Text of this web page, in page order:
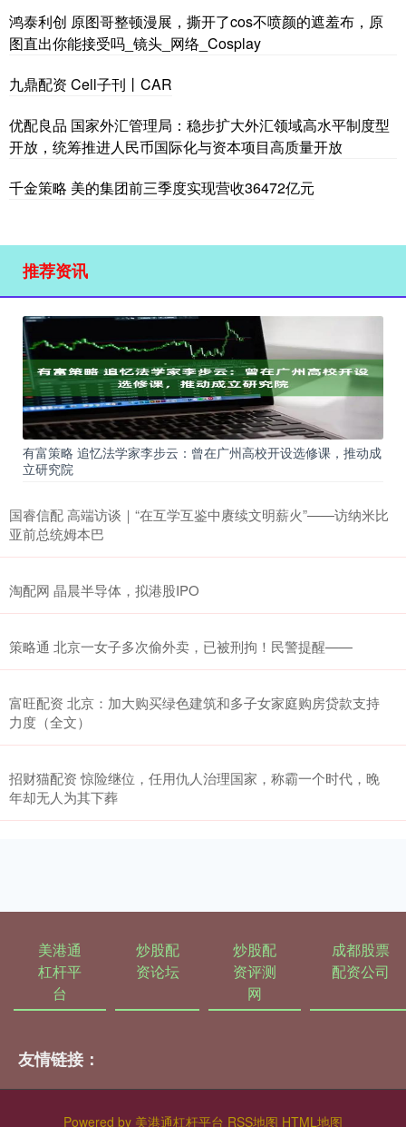
鸿泰利创 原图哥整顿漫展，撕开了cos不喷颜的遮羞布，原
图直出你能接受吗_镜头_网络_Cosplay
九鼎配资 Cell子刊丨CAR
优配良品 国家外汇管理局：稳步扩大外汇领域高水平制度型
开放，统筹推进人民币国际化与资本项目高质量开放
千金策略 美的集团前三季度实现营收36472亿元
推荐资讯
有富策略 追忆法学家李步云：曾在广州高校开设选修课，推动成
立研究院
国睿信配 高端访谈｜“在互学互鉴中赓续文明薪火”——访纳米比
亚前总统姆本巴
淘配网 晶晨半导体，拟港股IPO
策略通 北京一女子多次偷外卖，已被刑拘！民警提醒——
富旺配资 北京：加大购买绿色建筑和多子女家庭购房贷款支持
力度（全文）
招财猫配资 惊险继位，任用仇人治理国家，称霸一个时代，晚
年却无人为其下葬
美港通
杠杆平
台
炒股配
资论坛
炒股配
资评测
网
成都股票
配资公司
友情链接：
Powered by 美港通杠杆平台 RSS地图 HTML地图